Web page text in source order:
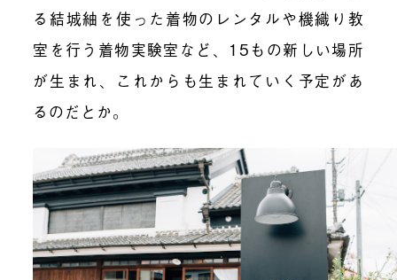
る結城紬を使った着物のレンタルや機織り教
室を行う着物実験室など、15もの新しい場所
が生まれ、これからも生まれていく予定があ
るのだとか。